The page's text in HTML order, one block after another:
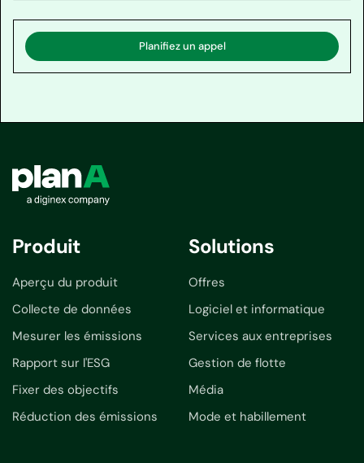
Planifiez un appel
Produit
Aperçu du produit
Collecte de données
Mesurer les émissions
Rapport sur l'ESG
Fixer des objectifs
Réduction des émissions
Solutions
Offres
Logiciel et informatique
Services aux entreprises
Gestion de flotte
Média
Mode et habillement